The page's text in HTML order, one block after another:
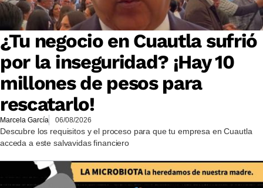
¿Tu negocio en Cuautla sufrió
por la inseguridad? ¡Hay 10
millones de pesos para
rescatarlo!
Marcela García 06/08/2026
Descubre los requisitos y el proceso para que tu empresa en Cuautla
acceda a este salvavidas financiero